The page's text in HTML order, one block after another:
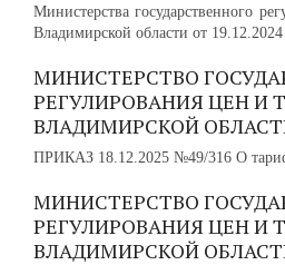
Министерства государственного
Владимирской области от
МИНИСТЕРСТВО
РЕГУЛИРОВАНИЯ ЦЕН И
ВЛАДИМИРСКОЙ
ПРИКАЗ 18.12.2025 №49/316 О
МИНИСТЕРСТВО
РЕГУЛИРОВАНИЯ ЦЕН И
ВЛАДИМИРСКОЙ